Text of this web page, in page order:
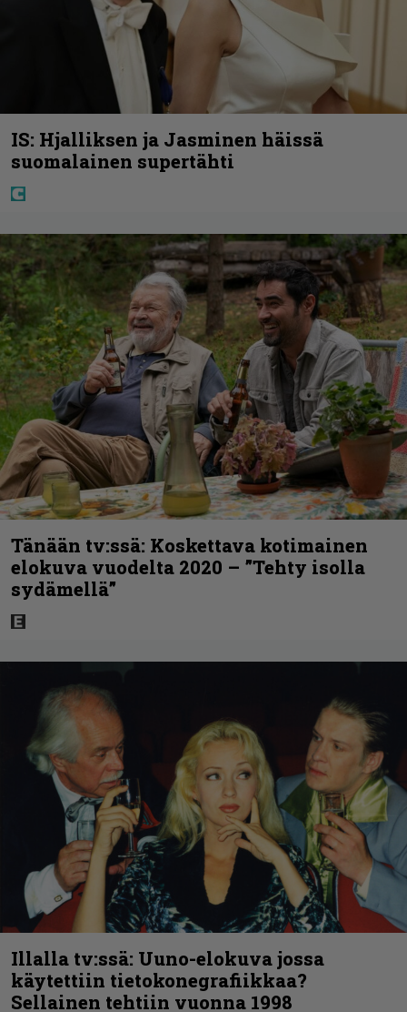
IS: Hjalliksen ja Jasminen häissä
suomalainen supertähti
Tänään tv:ssä: Koskettava kotimainen
elokuva vuodelta 2020 – ”Tehty isolla
sydämellä”
Illalla tv:ssä: Uuno-elokuva jossa
käytettiin tietokonegrafiikkaa?
Sellainen tehtiin vuonna 1998